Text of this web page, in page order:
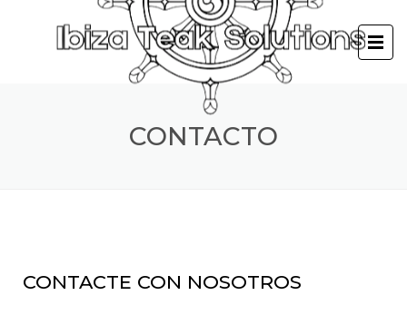
CONTACTO
CONTACTE CON NOSOTROS